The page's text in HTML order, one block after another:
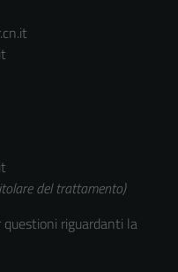
del trattamento)
questioni riguardanti la